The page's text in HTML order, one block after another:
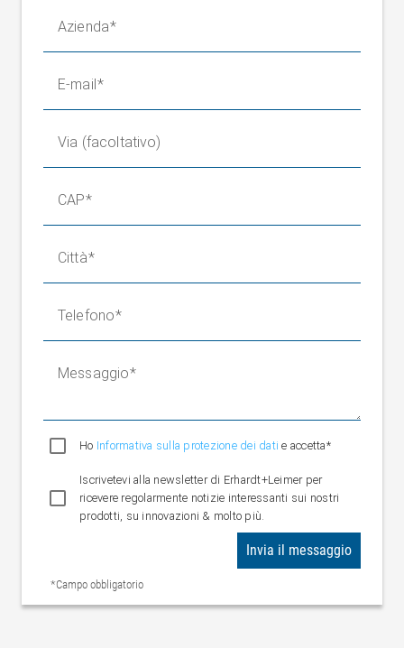
Azienda
E-mail
Via (facoltativo)
CAP
Città
Telefono
Messaggio
Ho Informativa sulla protezione dei datie accetta*
Iscrivetevi alla newsletter di Erhardt+Leimer per
ricevere regolarmente notizie interessanti sui nostri
prodotti, su innovazioni & molto più.
*Campo obbligatorio
Invia il messaggio